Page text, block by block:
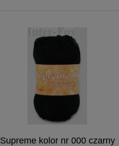
Supreme kolor nr 000 czarny